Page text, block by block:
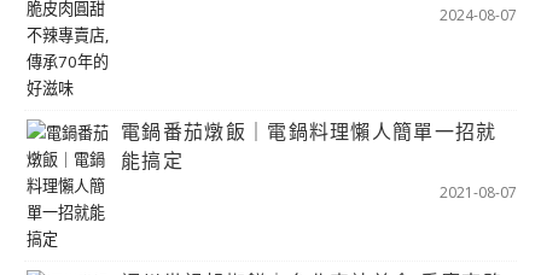
2024-08-07
電鍋番茄燉飯｜電鍋料理懶人簡單一招就
能搞定
2021-08-07